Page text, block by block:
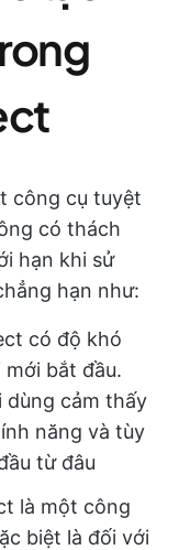
công cụ tuyệt
có thách
hạn khi sử
hạn như:
có độ khó
bắt đầu.
dùng cảm thấy
năng và tùy
từ đâu
là một công
biệt là đối với